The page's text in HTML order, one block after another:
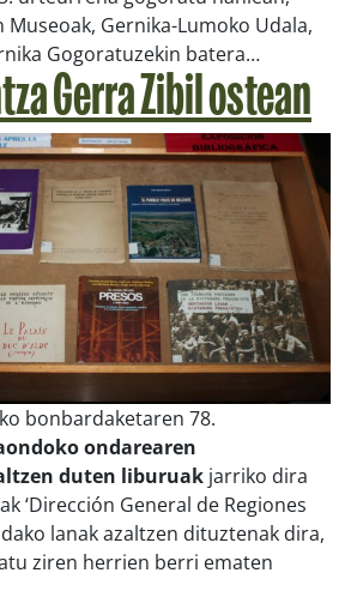
Museoak, Gernika-Lumoko Udala,
Gogoratuzekin batera…
Gerra Zibil ostean
bonbardaketaren 78.
ondarearen
duten liburuak jarriko dira
‘Dirección General de Regiones
lanak azaltzen dituztenak dira,
ziren herrien berri ematen